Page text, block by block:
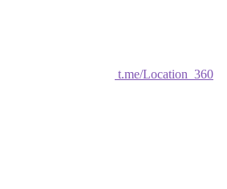
t.me/Location_360